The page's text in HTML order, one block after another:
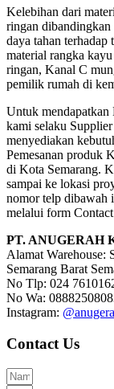
Kelebihan dari
ringan dibandingkan
daya tahan
material rangka
ringan, Kanal C
pemilik rumah di
Untuk mendapatkan
kami selaku
menyediakan
Pemesanan produk
di Kota Semarang.
sampai ke lokasi
nomor telp dibawah
melalui form
PT. ANUGERAH
Alamat Warehouse:
Semarang Barat
No Tlp: 024
No Wa:
Instagram:
Contact Us